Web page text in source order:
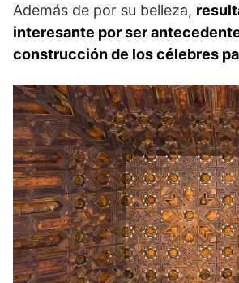
Además de por su belleza,
interesante por ser
construcción de los célebres